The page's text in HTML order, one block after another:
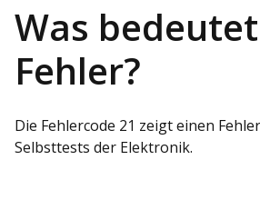
Was
Fehler?
Die Fehlercode 21 zeigt einen
Selbsttests der Elektronik.